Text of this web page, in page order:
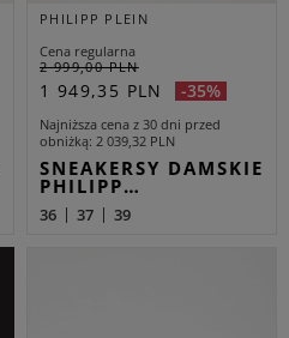
PHILIPP PLEIN
Cena regularna
2 999,00 PLN
1 949,35 PLN -35%
Najniższa cena z 30 dni przed
obniżką 2 039,32 PLN
SNEAKERSY DAMSKIE
PHILIPP…
36 37 39